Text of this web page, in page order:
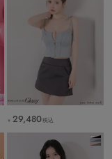
￥ 29,480税込